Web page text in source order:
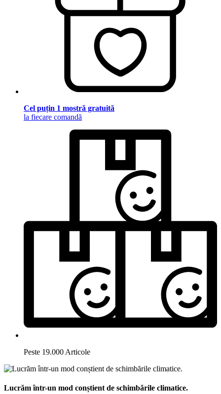
Cel puțin 1 mostră gratuită
la fiecare comandă
Peste 19.000 Articole
Lucrăm într-un mod conștient de schimbările climatice.